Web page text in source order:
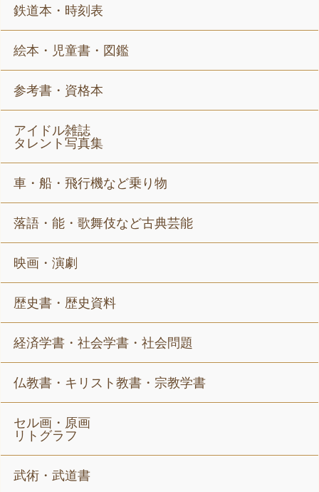
鉄道本・時刻表
絵本・児童書・図鑑
参考書・資格本
アイドル雑誌
タレント写真集
車・船・飛行機など乗り物
落語・能・歌舞伎など古典芸能
映画・演劇
歴史書・歴史資料
経済学書・社会学書・社会問題
仏教書・キリスト教書・宗教学書
セル画・原画
リトグラフ
武術・武道書